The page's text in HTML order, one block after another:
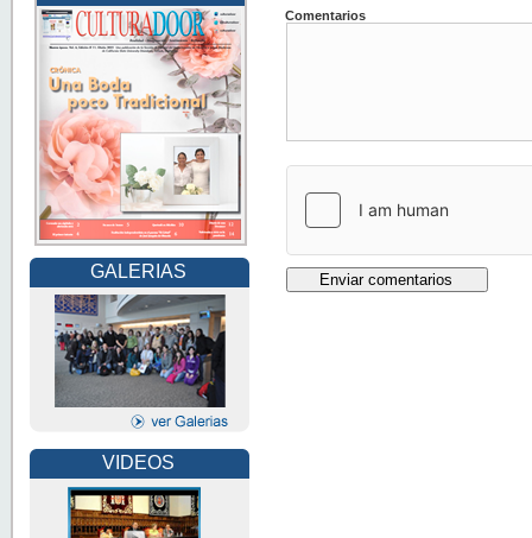
GALERIAS
VIDEOS
Comentarios